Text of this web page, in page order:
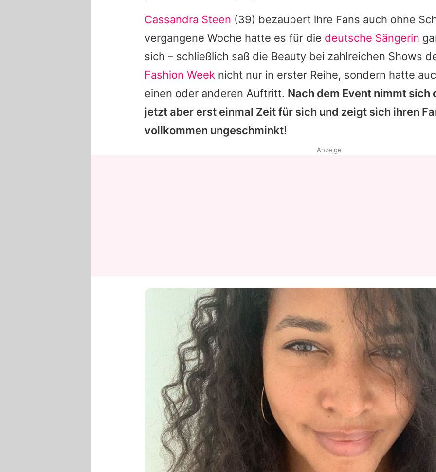
Cassandra Steen (39) bezaubert ihre Fans auch ohne
vergangene Woche hatte es für die deutsche Sängerin
sich – schließlich saß die Beauty bei zahlreichen Shows
Fashion Week nicht nur in erster Reihe, sondern hatte
einen oder anderen Auftritt. Nach dem Event nimmt sich
jetzt aber erst einmal Zeit für sich und zeigt sich ihren
vollkommen ungeschminkt!
Anzeige